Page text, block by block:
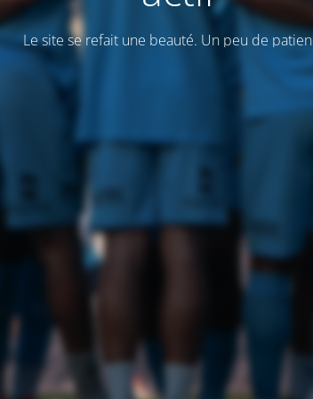
Le site se refait une beauté. Un peu de